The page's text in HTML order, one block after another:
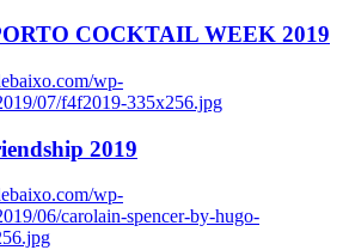
COCKTAIL WEEK 2019
wp-
07/f4f2019-335x256.jpg
2019
wp-
06/carolain-spencer-by-hugo-